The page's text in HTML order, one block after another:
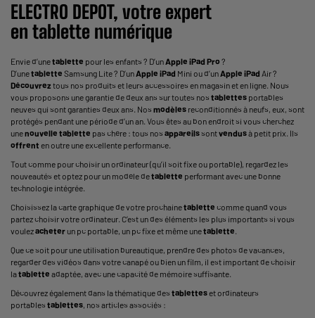
ELECTRO DEPOT, votre expert
en tablette numérique
Envie d’unetablette pour les enfants ? D’unApple iPad Pro ?
D’unetablette Samsung Lite ? D’unApple iPad Mini ou d’unApple iPad Air ?
Découvrez tous nos produits et leurs accessoires en magasin et en ligne. Nous
vous proposons une garantie de deux ans sur toutes nos tablettes portables
neuves qui sont garanties deux ans. Nos modèles reconditionnés à neufs, eux, sont
protégés pendant une période d’un an. Vous êtes au bon endroit si vous cherchez
unenouvelle tablette pas chère : tous nos appareilssontvendusà petit prix. Ils
offrent en outre une excellente performance.
Tout comme pour choisir un ordinateur (qu’il soit fixe ou portable), regardez les
nouveautés et optez pour un modèle detablette performant avec une bonne
technologie intégrée.
Choisissez la carte graphique de votre prochainetablette comme quand vous
partez choisir votre ordinateur. C’est un des éléments les plus importants si vous
voulezacheter un pc portable, un pc fixe et même unetablette.
Que ce soit pour une utilisation bureautique, prendre des photos de vacances,
regarder des vidéos dans votre canapé ou bien un film, il est important de choisir
latablette adaptée, avec une capacité de mémoire suffisante.
Découvrez également dans la thématique des tabletteset ordinateurs
portables tablettes, nos articles associés :